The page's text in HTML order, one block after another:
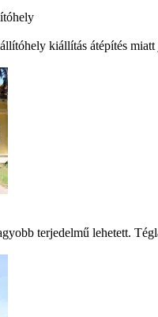
kiállítás átépítés miatt
terjedelmű lehetett.